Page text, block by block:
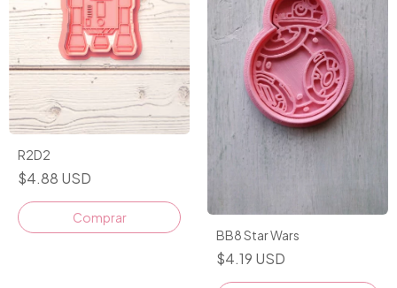
R2D2
$4.88 USD
Comprar
BB8 Star Wars
$4.19 USD